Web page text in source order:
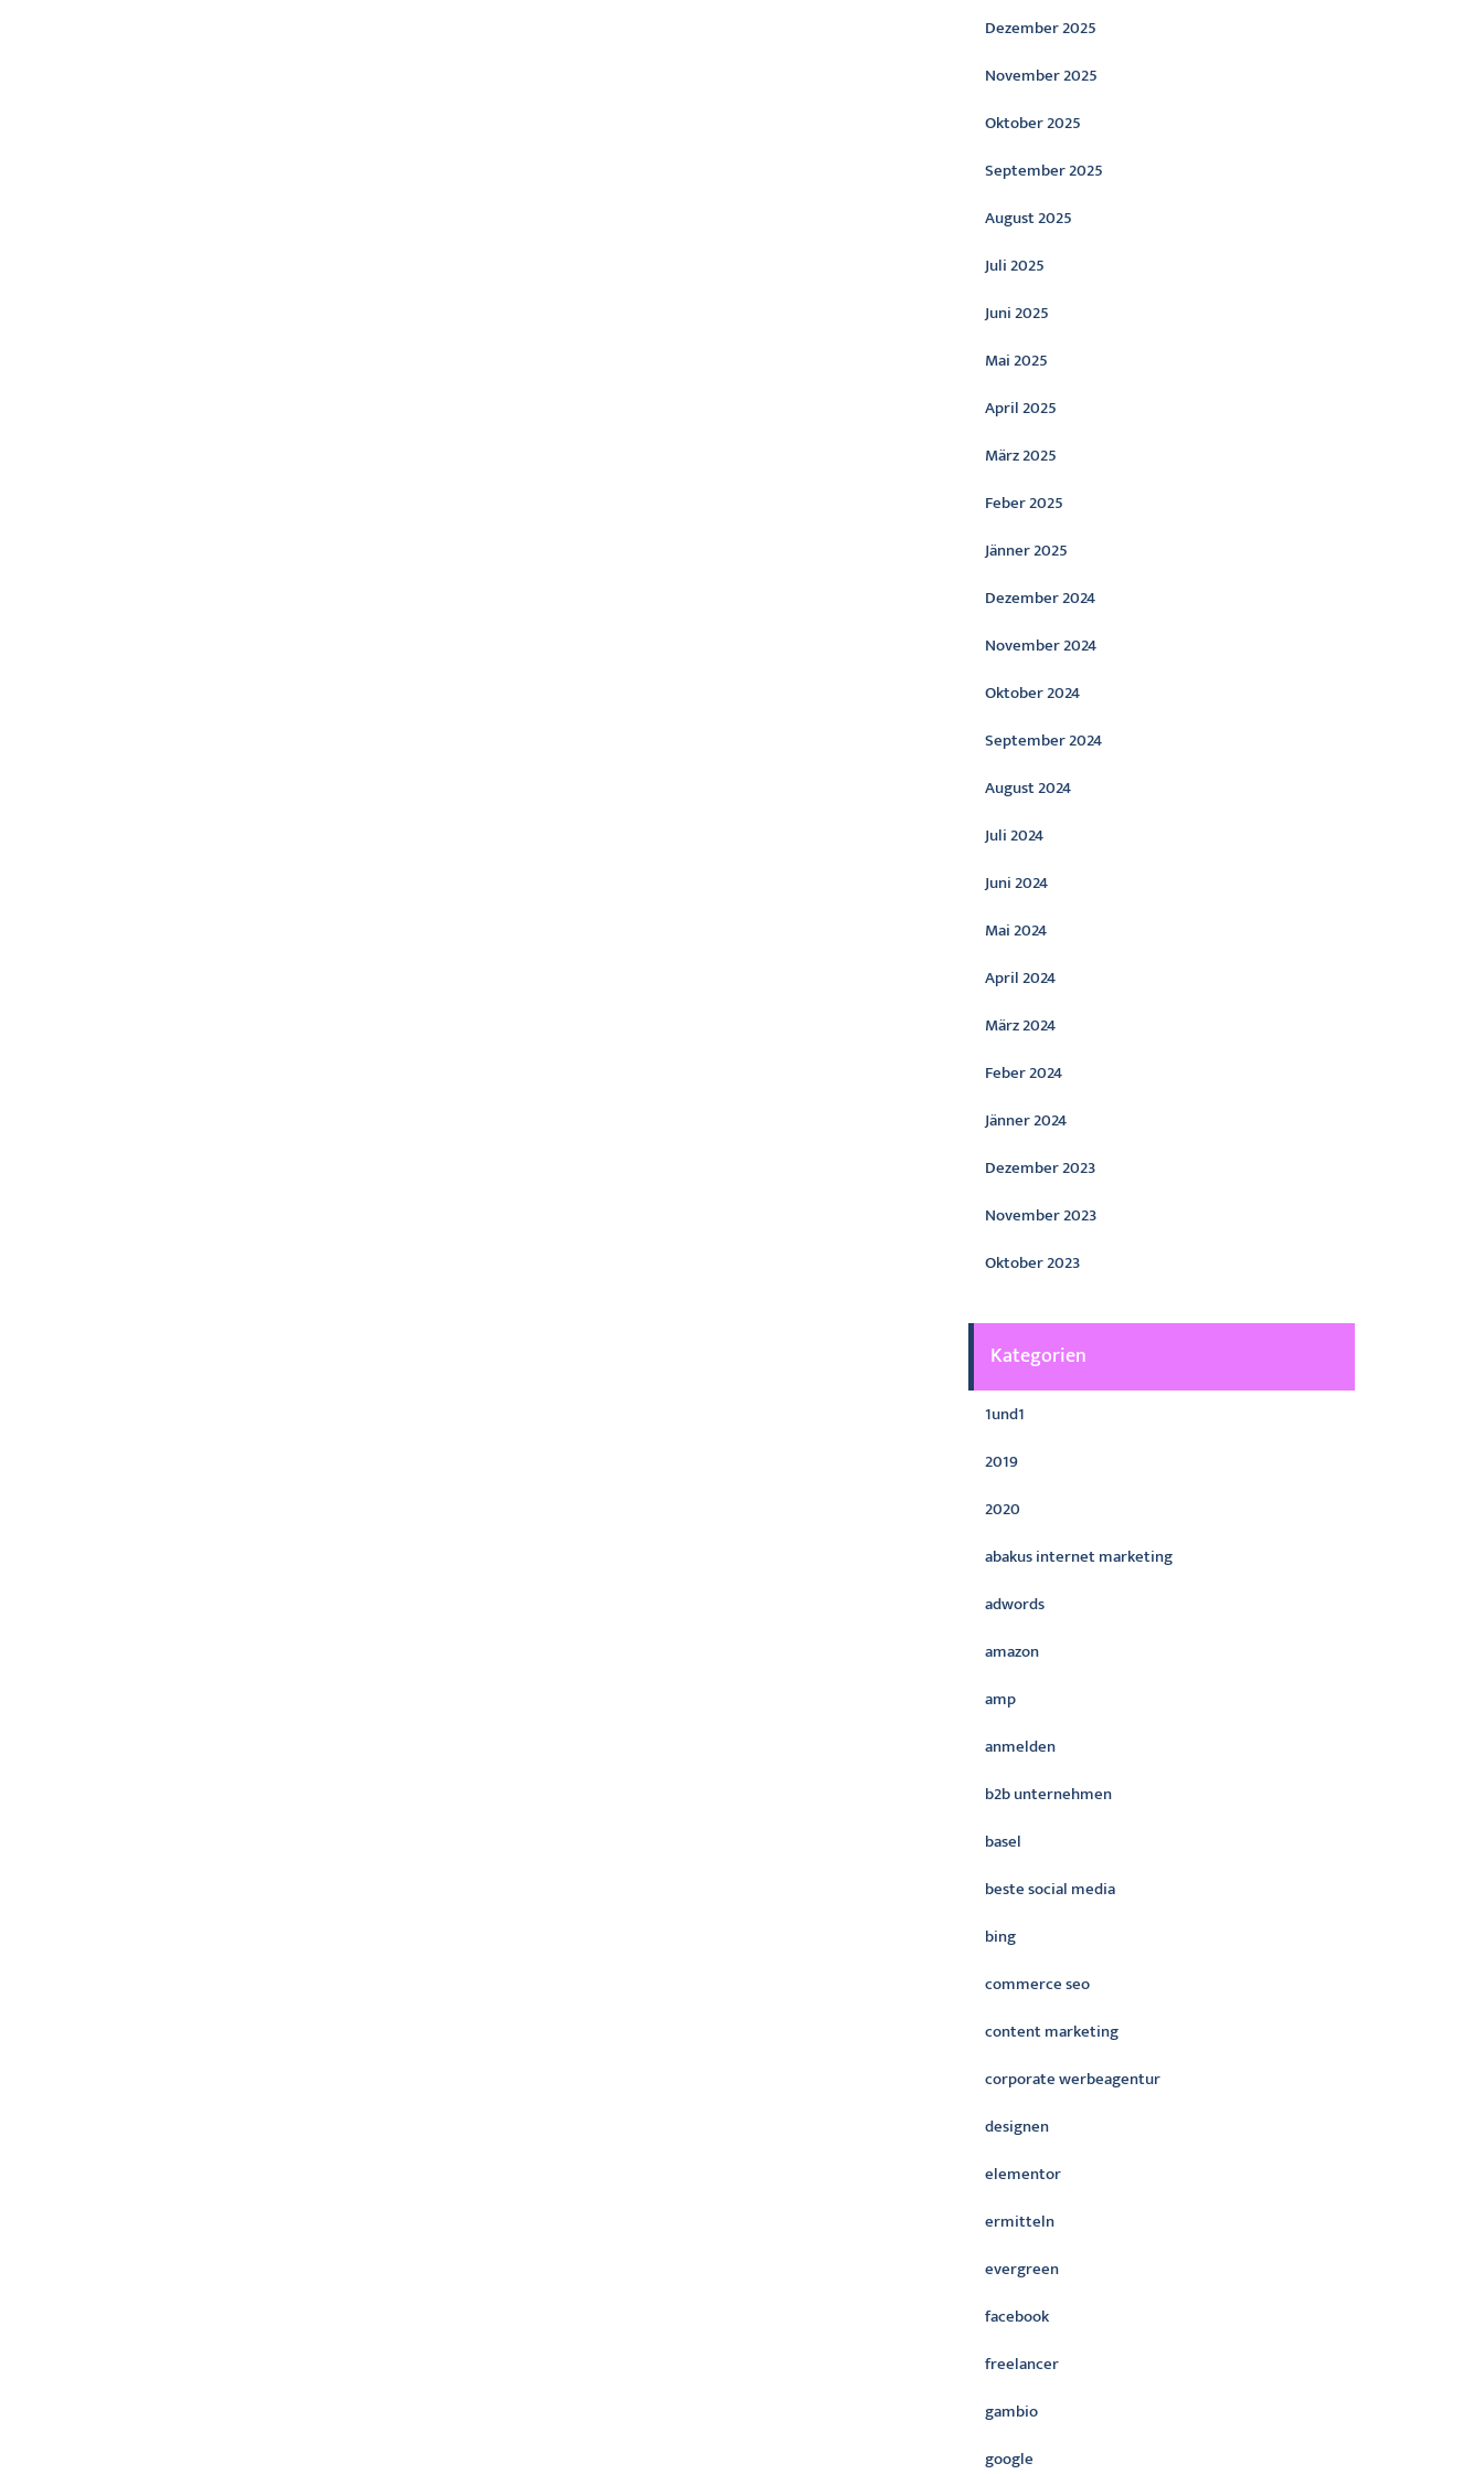
Dezember 2025
November 2025
Oktober 2025
September 2025
August 2025
Juli 2025
Juni 2025
Mai 2025
April 2025
März 2025
Feber 2025
Jänner 2025
Dezember 2024
November 2024
Oktober 2024
September 2024
August 2024
Juli 2024
Juni 2024
Mai 2024
April 2024
März 2024
Feber 2024
Jänner 2024
Dezember 2023
November 2023
Oktober 2023
Kategorien
1und1
2019
2020
abakus internet marketing
adwords
amazon
amp
anmelden
b2b unternehmen
basel
beste social media
bing
commerce seo
content marketing
corporate werbeagentur
designen
elementor
ermitteln
evergreen
facebook
freelancer
gambio
google